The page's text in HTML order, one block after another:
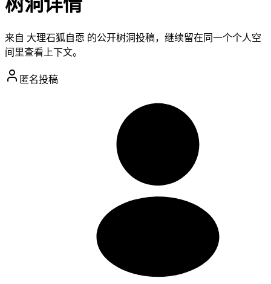
来自 大理石狐自恧 的公开树洞投稿，继续留在同一个个人空
间里查看上下文。
匿名投稿